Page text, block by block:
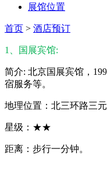
展馆位置
首页 > 酒店预订
1、国展宾馆:
简介: 北京国展宾馆，
宿服务等。
地理位置：北三环路三元
星级：★★
距离：步行一分钟。